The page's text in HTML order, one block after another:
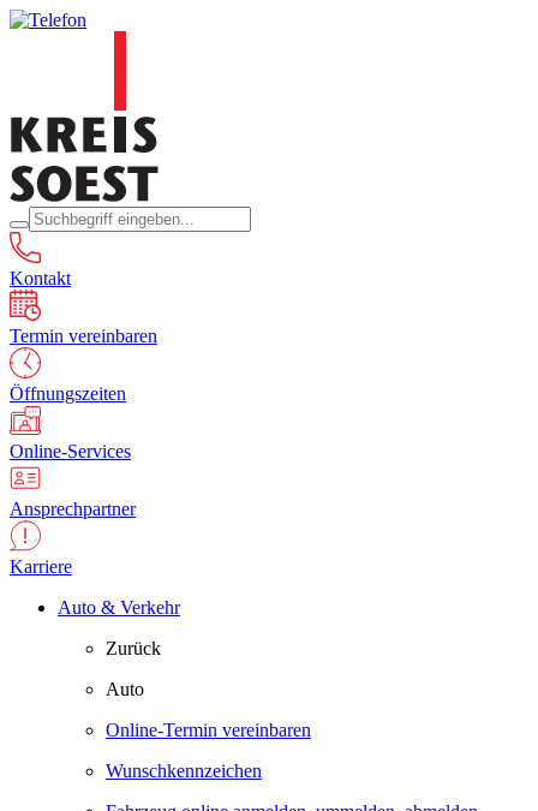
Kontakt
Termin vereinbaren
Öffnungszeiten
Online-Services
Ansprechpartner
Karriere
Auto & Verkehr
Zurück
Auto
Online-Termin vereinbaren
Wunschkennzeichen